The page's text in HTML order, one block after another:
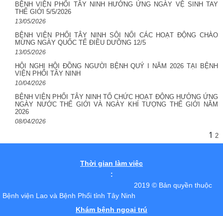
BỆNH VIỆN PHỔI TÂY NINH HƯỞNG ỨNG NGÀY VỆ SINH TAY
THẾ GIỚI 5/5/2026
13/05/2026
BỆNH VIỆN PHỔI TÂY NINH SÔI NỔI CÁC HOẠT ĐỘNG CHÀO
MỪNG NGÀY QUỐC TẾ ĐIỀU DƯỠNG 12/5 ​
13/05/2026
HỘI NGHỊ HỘI ĐỒNG NGƯỜI BỆNH QUÝ I NĂM 2026 TẠI BỆNH
VIỆN PHỔI TÂY NINH
10/04/2026
BỆNH VIỆN PHỔI TÂY NINH TỔ CHỨC HOẠT ĐỘNG HƯỞNG ỨNG
NGÀY NƯỚC THẾ GIỚI VÀ NGÀY KHÍ TƯỢNG THẾ GIỚI NĂM
2026
08/04/2026
1 2
Thời gian làm việc
:
2019 © Bản quyền thuộc
Bệnh viện Lao và Bệnh Phổi tỉnh Tây Ninh
Khám bệnh ngoại trú